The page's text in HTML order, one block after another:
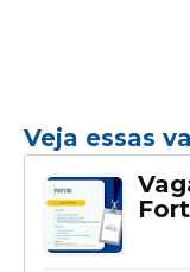
Veja essas